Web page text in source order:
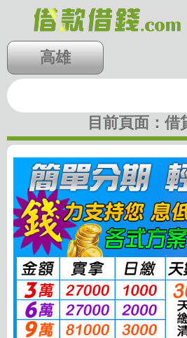
高雄
北北基
目前頁面： 借
台北
彰化
雲林
嘉義
高雄
屏東
代墊款
房地二
回首頁 回上一頁
隱私權政策